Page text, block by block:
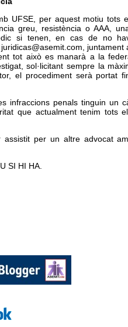
UFSE, per aquest motiu tots
greu, resistència o AAA,
si tenen, en cas de no
juntament
tot això es manarà a la
sol·licitant sempre la
el procediment serà portat
infraccions penals tinguin un
que actualment tenim tots
per un altre advocat
SI HI HA.